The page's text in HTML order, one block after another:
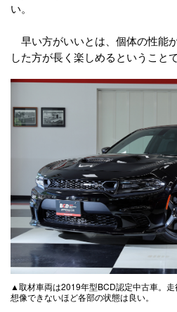
い。
早い方がいいとは、個体の性能
した方が長く楽しめるということで
▲取材車両は2019年型BCD認定中古車。
想像できないほど各部の状態は良い。